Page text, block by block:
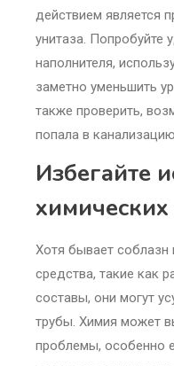
действием является
унитаза. Попробуйте
наполнителя,
заметно уменьшить
также проверить,
попала в
Избегайте
химических
Хотя бывает соблазн
средства, такие как
составы, они могут
трубы. Химия может
проблемы, особенно